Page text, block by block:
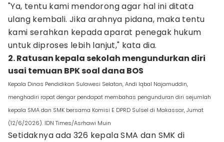
"Ya, tentu kami mendorong agar hal ini ditata
ulang kembali. Jika arahnya pidana, maka tentu
kami serahkan kepada aparat penegak hukum
untuk diproses lebih lanjut," kata dia.
2. Ratusan kepala sekolah mengundurkan diri
usai temuan BPK soal dana BOS
Kepala Dinas Pendidikan Sulawesi Selatan, Andi Iqbal Najamuddin,
menghadiri rapat dengar pendapat membahas pengunduran diri sejumlah
kepala SMA dan SMK bersama Komisi E DPRD Sulsel di Makassar, Jumat
(12/6/2026). IDN Times/Asrhawi Muin
Setidaknya ada 326 kepala SMA dan SMK di